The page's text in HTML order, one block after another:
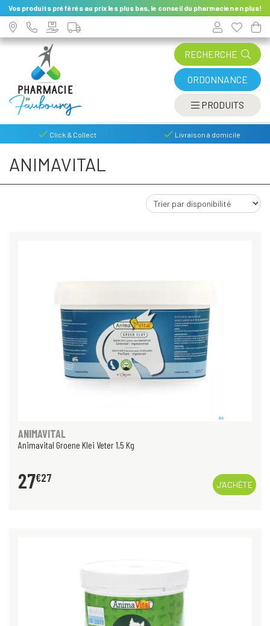
Vos produits préférés au prix les plus bas, le conseil du pharmacien en plus!
RECHERCHE
ORDONNANCE
PRODUITS
Click & Collect Livraison à domicile
ANIMAVITAL
ANIMAVITAL
Animavital Groene Klei Veter 1,5 Kg
27€27
J’ACHÈTE